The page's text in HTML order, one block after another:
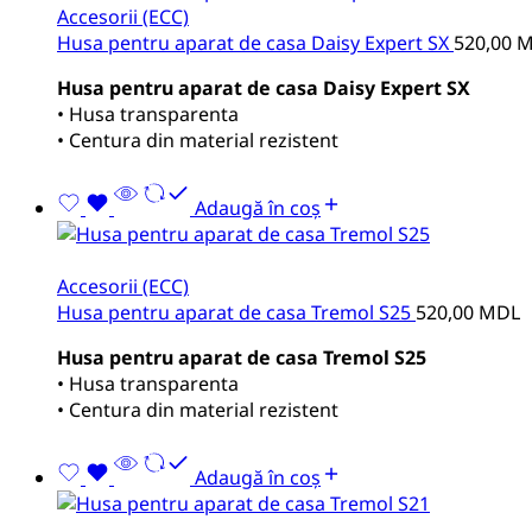
Accesorii (ECC)
Husa pentru aparat de casa Daisy Expert SX 520,00
Husa pentru aparat de casa Daisy Expert SX
• Husa transparenta
• Centura din material rezistent
Adaugă în coș
Accesorii (ECC)
Husa pentru aparat de casa Tremol S25 520,00 MDL
Husa pentru aparat de casa Tremol S25
• Husa transparenta
• Centura din material rezistent
Adaugă în coș